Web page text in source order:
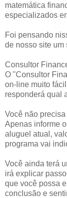
matemática
especializados
Foi pensando
de nosso site um
Consultor
O "Consultor
on-line muito
responderá qual
Você não
Apenas informe
aluguel atual,
programa vai
Você ainda terá
irá explicar
que você possa
conclusão e